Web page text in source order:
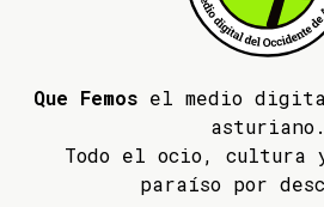
Que Femos el medio
asturiano.
Todo el ocio, cultura
paraíso por